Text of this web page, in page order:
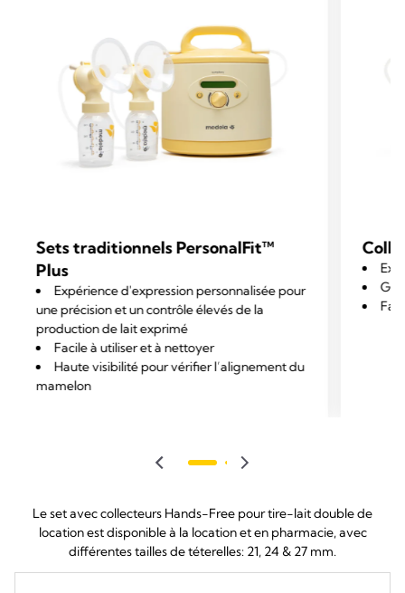
Sets traditionnels PersonalFit™
Plus
Expérience d'expression personnalisée pour
une précision et un contrôle élevés de la
production de lait exprimé
Facile à utiliser et à nettoyer
Haute visibilité pour vérifier l’alignement du
mamelon
Le set avec collecteurs Hands-Free pour tire-lait double de
location est disponible à la location et en pharmacie, avec
différentes tailles de téterelles: 21, 24 & 27 mm.